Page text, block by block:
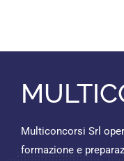
Multiconcorsi Srl
formazione e